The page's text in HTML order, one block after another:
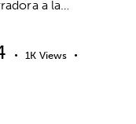
a la…
1K Views